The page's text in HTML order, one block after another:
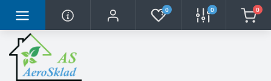
0 0 0